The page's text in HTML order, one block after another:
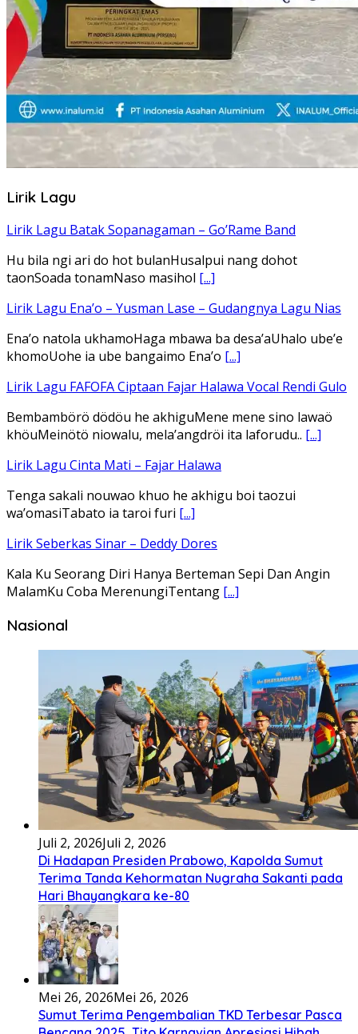
Lirik Lagu
Lirik Lagu Batak Sopanagaman – Go’Rame Band
Hu bila ngi ari do hot bulanHusalpui nang dohot
taonSoada tonamNaso masihol
Lirik Lagu Ena’o – Yusman Lase – Gudangnya Lagu Nias
Ena’o natola ukhamoHaga mbawa ba desa’aUhalo ube’e
khomoUohe ia ube bangaimo Ena’o
Lirik Lagu FAFOFA Ciptaan Fajar Halawa Vocal Rendi Gulo